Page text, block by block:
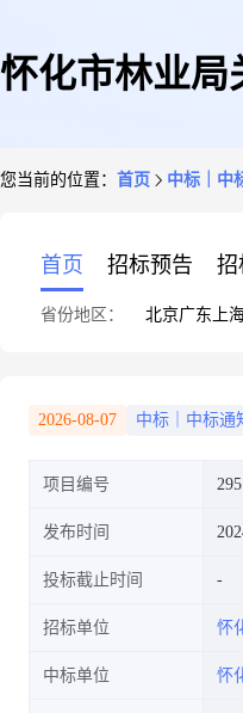
怀化市林业局
您当前的位置： 首页 中标｜中
首页 招标预告 招
省份地区： 北京广东 上
2026-08-07 中标｜中标通
项目编号
发布时间
投标截止时间
招标单位 怀
中标单位 怀